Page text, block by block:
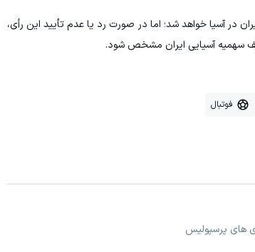
در آسیا خواهد شد؛ اما در صورت رد یا عدم تأیید این رأی،
سهمیه آسیایی ایران مشخص شود.
فوتبال
های پرسپولیس